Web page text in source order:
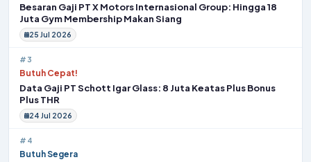
Besaran Gaji PT X Motors Internasional Group: Hingga 18
Juta Gym Membership Makan Siang
25 Jul 2026
#3
Butuh Cepat!
Data Gaji PT Schott Igar Glass: 8 Juta Keatas Plus Bonus
Plus THR
24 Jul 2026
#4
Butuh Segera